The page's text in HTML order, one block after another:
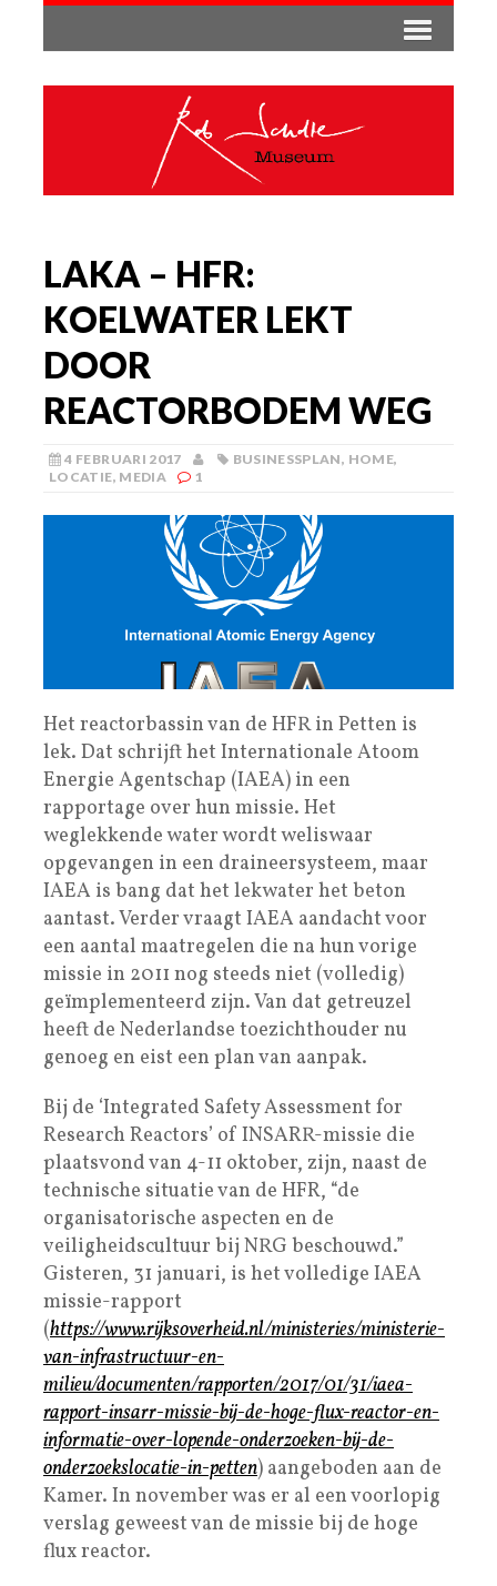
LAKA – HFR:
KOELWATER LEKT
DOOR
REACTORBODEM WEG
4 FEBRUARI 2017 BUSINESSPLAN, HOME,
LOCATIE, MEDIA 1
Het reactorbassin van de HFR in Petten is
lek. Dat schrijft het Internationale Atoom
Energie Agentschap (IAEA) in een
rapportage over hun missie. Het
weglekkende water wordt weliswaar
opgevangen in een draineersysteem, maar
IAEA is bang dat het lekwater het beton
aantast. Verder vraagt IAEA aandacht voor
een aantal maatregelen die na hun vorige
missie in 2011 nog steeds niet (volledig)
geïmplementeerd zijn. Van dat getreuzel
heeft de Nederlandse toezichthouder nu
genoeg en eist een plan van aanpak.
Bij de ‘Integrated Safety Assessment for
Research Reactors’ of INSARR-missie die
plaatsvond van 4-11 oktober, zijn, naast de
technische situatie van de HFR, “de
organisatorische aspecten en de
veiligheidscultuur bij NRG beschouwd.”
Gisteren, 31 januari, is het volledige IAEA
missie-rapport
(https://www.rijksoverheid.nl/ministeries/ministerie-
van-infrastructuur-en-
milieu/documenten/rapporten/2017/01/31/iaea-
rapport-insarr-missie-bij-de-hoge-flux-reactor-en-
informatie-over-lopende-onderzoeken-bij-de-
onderzoekslocatie-in-petten) aangeboden aan de
Kamer. In november was er al een voorlopig
verslag geweest van de missie bij de hoge
flux reactor.